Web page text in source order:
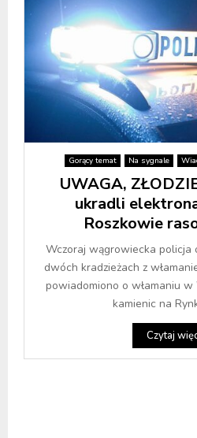
Gorący temat Na sygnale
UWAGA,
ukradli
Roszkowie
Wczoraj wągrowiecka policja
dwóch kradzieżach z
powiadomiono o włamaniu
kamienic na
Czytaj